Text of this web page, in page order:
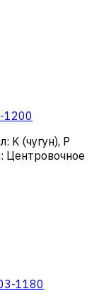
1200
: K (чугун), Р
: Центровочное
1180